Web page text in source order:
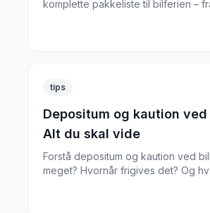
komplette pakkeliste til bilferien –
tips
Depositum og kaution ved
Alt du skal vide
Forstå depositum og kaution ved
meget? Hvornår frigives det? Og